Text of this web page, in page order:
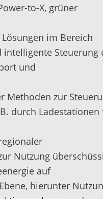
to-X, grüner
im Bereich
Steuerung
und
Methoden zur
durch Ladestationen
Nutzung
auf
hierunter